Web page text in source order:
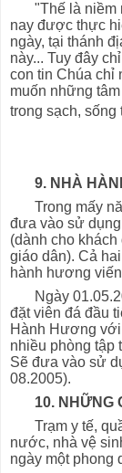
"Thế là niềm
nay được thực
ngày, tại thánh
này... Tuy đây
con tin Chúa chỉ
muốn những
trong sạch, sống
9. NHÀ
Trong mấy
đưa vào sử
(dành cho
giáo dân). Cả
hành hương
Ngày
đặt viên đá đầu
Hành Hương với
nhiều phòng tập
Sẽ đưa vào sử
08.2005).
10. NHỮNG
Trạm y tế,
nước, nhà vệ
ngày một phong